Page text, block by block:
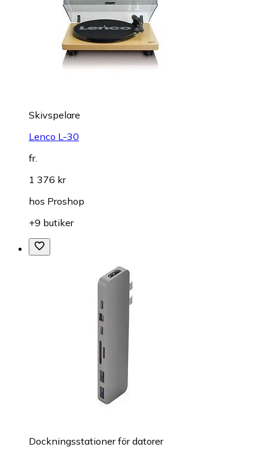
Skivspelare
Lenco L-30
fr.
1 376 kr
hos Proshop
+9 butiker
Dockningsstationer för datorer